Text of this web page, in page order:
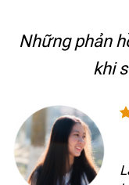
Những phản
khi